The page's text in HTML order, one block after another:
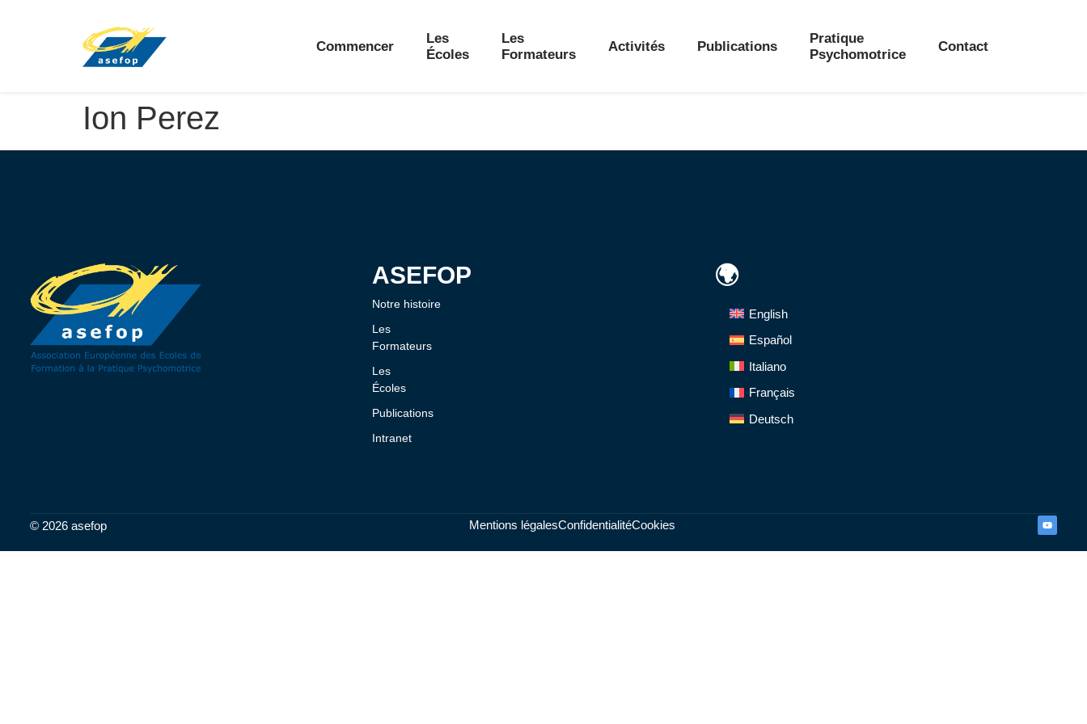
Commencer
Les
Écoles
Les
Formateurs
Activités Publications
Pratique
Psychomotrice
Contact
Ion Perez
ASEFOP
Notre histoire
Les
Formateurs
Les
Écoles
Publications
Intranet
🌍
English
Español
Italiano
Français
Deutsch
© 2026 asefop Mentions légalesConfidentialitéCookies